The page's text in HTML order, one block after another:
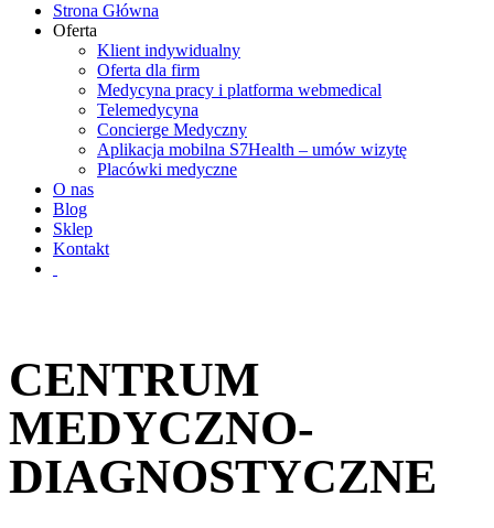
Strona Główna
Oferta
Klient indywidualny
Oferta dla firm
Medycyna pracy i platforma webmedical
Telemedycyna
Concierge Medyczny
Aplikacja mobilna S7Health – umów wizytę
Placówki medyczne
O nas
Blog
Sklep
Kontakt
CENTRUM
MEDYCZNO-
DIAGNOSTYCZNE